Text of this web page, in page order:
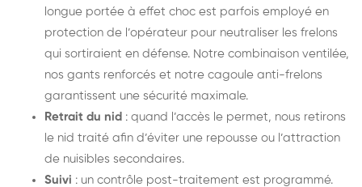
longue portée à effet choc est parfois employé en
protection de l’opérateur pour neutraliser les frelons
qui sortiraient en défense. Notre combinaison ventilée,
nos gants renforcés et notre cagoule anti-frelons
garantissent une sécurité maximale.
Retrait du nid : quand l’accès le permet, nous retirons
le nid traité afin d’éviter une repousse ou l’attraction
de nuisibles secondaires.
Suivi : un contrôle post-traitement est programmé.